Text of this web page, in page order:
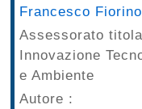
Guida
Open
Francesco Fiorino
Assessorato
Innovazione
e Ambiente
Autore :